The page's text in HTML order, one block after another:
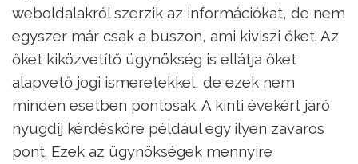
weboldalakról szerzik az információkat, de nem
egyszer már csak a buszon, ami kiviszi őket. Az
őket kiközvetítő ügynökség is ellátja őket
alapvető jogi ismeretekkel, de ezek nem
minden esetben pontosak. A kinti évekért járó
nyugdíj kérdésköre például egy ilyen zavaros
pont. Ezek az ügynökségek mennyire